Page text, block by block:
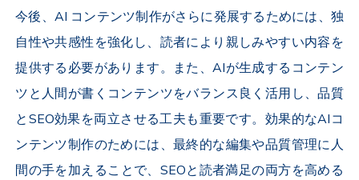
今後、AI コンテンツ制作がさらに発展するためには、独
自性や共感性を強化し、読者により親しみやすい内容を
提供する必要があります。また、AIが生成するコンテン
ツと人間が書くコンテンツをバランス良く活用し、品質
とSEO効果を両立させる工夫も重要です。効果的なAIコ
ンテンツ制作のためには、最終的な編集や品質管理に人
間の手を加えることで、SEOと読者満足の両方を高める